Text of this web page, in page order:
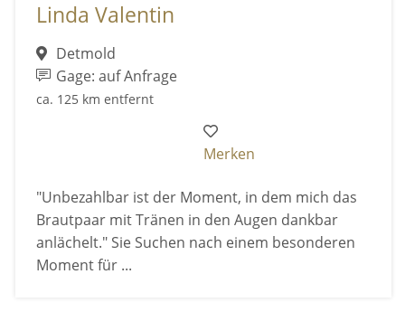
Linda Valentin
Detmold
Gage: auf Anfrage
ca. 125 km entfernt
Merken
"Unbezahlbar ist der Moment, in dem mich das
Brautpaar mit Tränen in den Augen dankbar
anlächelt." Sie Suchen nach einem besonderen
Moment für ...